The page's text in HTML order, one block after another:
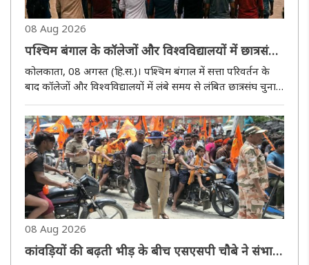
08 Aug 2026
पश्चिम बंगाल के कॉलेजों और विश्वविद्यालयों में छात्रसंघ
चुनाव कब? विपक्षी नेता ने उठाया सवाल, छात्र भी मांग रहे
जवाब
कोलकाता, 08 अगस्त (हि.स.)। पश्चिम बंगाल में सत्ता परिवर्तन के
बाद कॉलेजों और विश्वविद्यालयों में लंबे समय से लंबित छात्रसंघ चुनाव
कराने की मांग एक बार फिर जोर पकड़ने लगी है। नई सरकार के गठन
के करीब तीन महीने बीतने के बावजूद चुनाव को लेकर अब तक कोई..
08 Aug 2026
कांवड़ियों की बढ़ती भीड़ के बीच एसएसपी चाैबे ने संभाली